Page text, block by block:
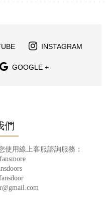
INSTAGRAM
GOOGLE +
們
使用線上客服諮詢服務：